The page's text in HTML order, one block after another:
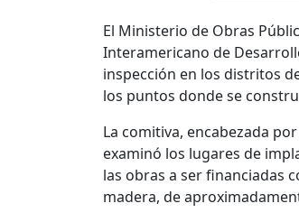
El Ministerio de Obras
Interamericano de
inspección en los distritos
los puntos donde se
La comitiva, encabezada
examinó los lugares de
las obras a ser financiadas
madera, de